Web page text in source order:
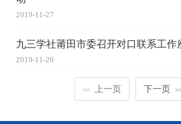
2019-11-27
九三学社莆田市委召开对口联系工作
2019-11-20
<< 上一页 下一页